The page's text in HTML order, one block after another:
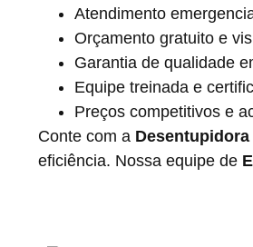
Atendimento
Orçamento gratuito e
Garantia de qualidade
Equipe treinada e
Preços competitivos e
Conte com a Desentupidora
eficiência. Nossa equipe de